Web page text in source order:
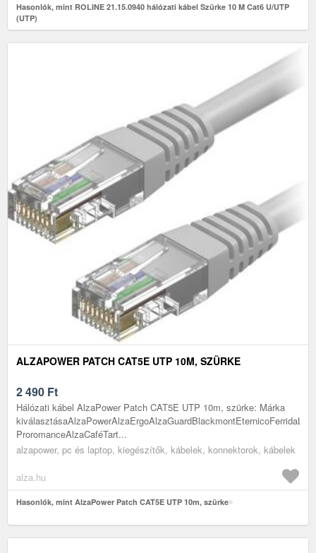
Hasonlók, mint ROLINE 21.15.0940 hálózati kábel Szürke 10 M Cat6 U/UTP
(UTP)
ALZAPOWER PATCH CAT5E UTP 10M, SZÜRKE
2 490 Ft
Hálózati kábel AlzaPower Patch CAT5E UTP 10m, szürke: Márka
kiválasztásaAlzaPowerAlzaErgoAlzaGuardBlackmontEternicoFerridaLa
ProromanceAlzaCaféTart...
alzapower, pc és laptop, kiegészítők, kábelek, konnektorok, kábelek
alza.hu
Hasonlók, mint AlzaPower Patch CAT5E UTP 10m, szürke